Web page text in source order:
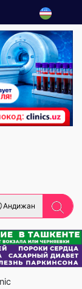
Андижан